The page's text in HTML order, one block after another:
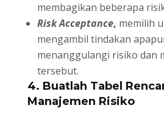
membagikan beberapa
Risk Acceptance, memilih
mengambil tindakan
menanggulangi risiko dan
tersebut.
4. Buatlah Tabel
Manajemen Risiko